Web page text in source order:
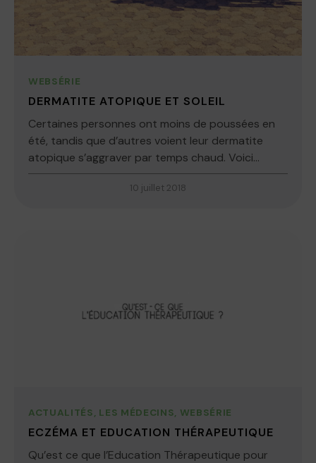
WEBSÉRIE
DERMATITE ATOPIQUE ET SOLEIL
Certaines personnes ont moins de poussées en
été, tandis que d’autres voient leur dermatite
atopique s’aggraver par temps chaud. Voici...
10 juillet 2018
ACTUALITÉS, LES MÉDECINS, WEBSÉRIE
ECZÉMA ET EDUCATION THÉRAPEUTIQUE
Qu’est ce que l’Education Thérapeutique pour